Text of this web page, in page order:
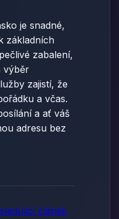
je snadné,
základních
zabalení,
výběr
zajistí, že
a včas.
a ať váš
adresu bez
článek